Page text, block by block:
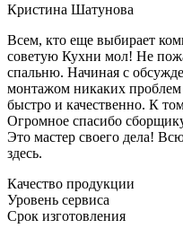
Кристина Шатунова
Всем, кто еще выбирает
советую Кухни мол! Не
спальню. Начиная с
монтажом никаких
быстро и качественно. К
Огромное спасибо
Это мастер своего дела!
здесь.
Качество продукции
Уровень сервиса
Срок изготовления